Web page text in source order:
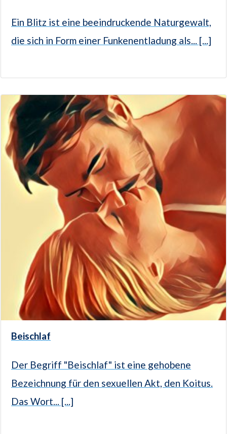
Ein Blitz ist eine beeindruckende Naturgewalt,
die sich in Form einer Funkenentladung als... [...]
Beischlaf
Der Begriff "Beischlaf" ist eine gehobene
Bezeichnung für den sexuellen Akt, den Koitus.
Das Wort... [...]